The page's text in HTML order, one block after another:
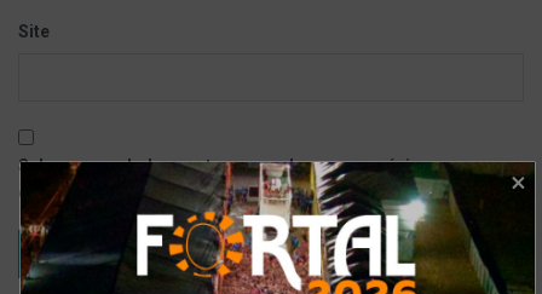
Site
Salvar meus dados neste navegador para a próxima vez que eu
comentar.